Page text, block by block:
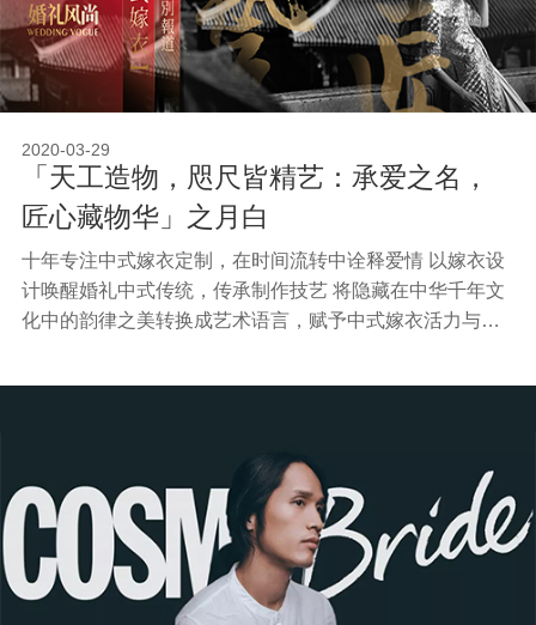
2020-03-29
「天工造物，咫尺皆精艺：承爱之名，
匠心藏物华」之月白
十年专注中式嫁衣定制，在时间流转中诠释爱情 以嫁衣设
计唤醒婚礼中式传统，传承制作技艺 将隐藏在中华千年文
化中的韵律之美转换成艺术语言，赋予中式嫁衣活力与生